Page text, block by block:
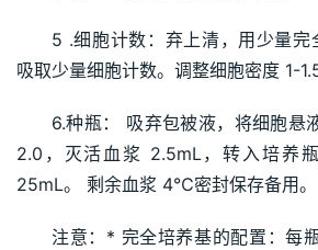
5 .细胞计数：弃上清，用少量完
吸取少量细胞计数。调整细胞密度 1-
6.种瓶： 吸弃包被液，将细胞悬
2.0，灭活血浆 2.5mL，转入培养
25mL。 剩余血浆 4℃密封保存备用。
注意：* 完全培养基的配置：每